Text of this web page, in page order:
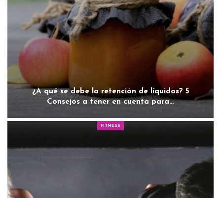
¿A qué se debe la retención de líquidos? 5
Consejos a tener en cuenta para…
FITNESS